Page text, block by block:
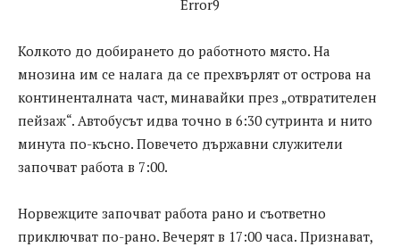
Error9
Колкото до добирането до работното място. На
мнозина им се налага да се прехвърлят от острова на
континенталната част, минавайки през „отвратителен
пейзаж“. Автобусът идва точно в 6:30 сутринта и нито
минута по-късно. Повечето държавни служители
започват работа в 7:00.
Норвежците започват работа рано и съответно
приключват по-рано. Вечерят в 17:00 часа. Признават,